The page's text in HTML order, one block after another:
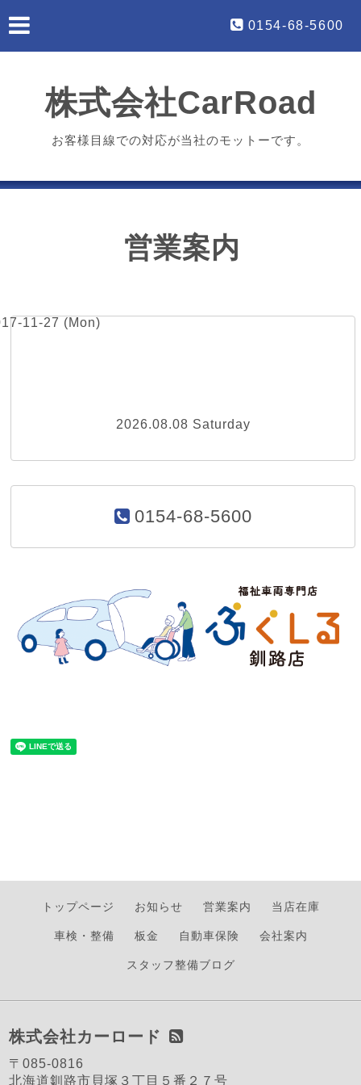
0154-68-5600
株式会社CarRoad
お客様目線での対応が当社のモットーです。
営業案内
11-27 (Mon)
2026.08.08 Saturday
0154-68-5600
トップページ お知らせ 営業案内 当店在庫
車検・整備 板金 自動車保険 会社案内
スタッフ整備ブログ
株式会社カーロード
〒085-0816
北海道釧路市貝塚３丁目５番２７号